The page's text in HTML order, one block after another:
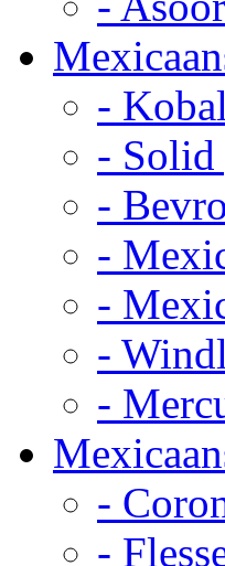
-
- Solid
-
-
-
-
-
-
-